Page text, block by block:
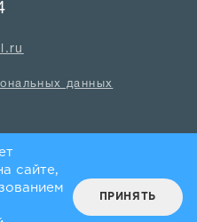
данных
сайте,
ПРИНЯТЬ